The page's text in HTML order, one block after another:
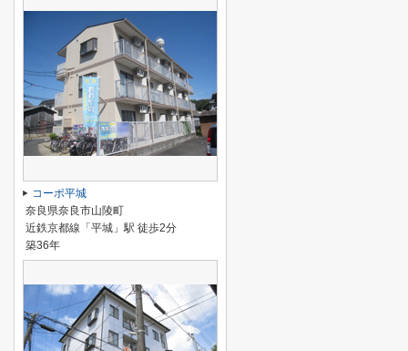
コーポ平城
奈良県奈良市山陵町
近鉄京都線「平城」駅 徒歩2分
築36年